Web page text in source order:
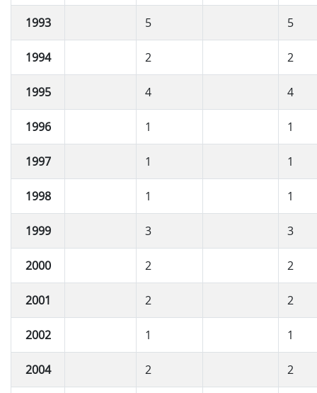
1993 5 5
1994 2 2
1995 4 4
1996 1 1
1997 1 1
1998 1 1
1999 3 3
2000 2 2
2001 2 2
2002 1 1
2004 2 2